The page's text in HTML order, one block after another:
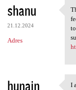
shanu
21.12.2024
Adres
hunain
I